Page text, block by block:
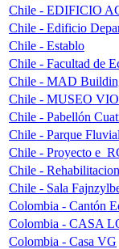
Chile - EDIFICIO
Chile - Edificio
Chile - Establo
Chile - Facultad de
Chile - MAD
Chile - MUSEO
Chile - Pabellón
Chile - Parque
Chile - Proyecto
Chile -
Chile - Sala
Colombia - Cantón
Colombia - CASA
Colombia - Casa VG